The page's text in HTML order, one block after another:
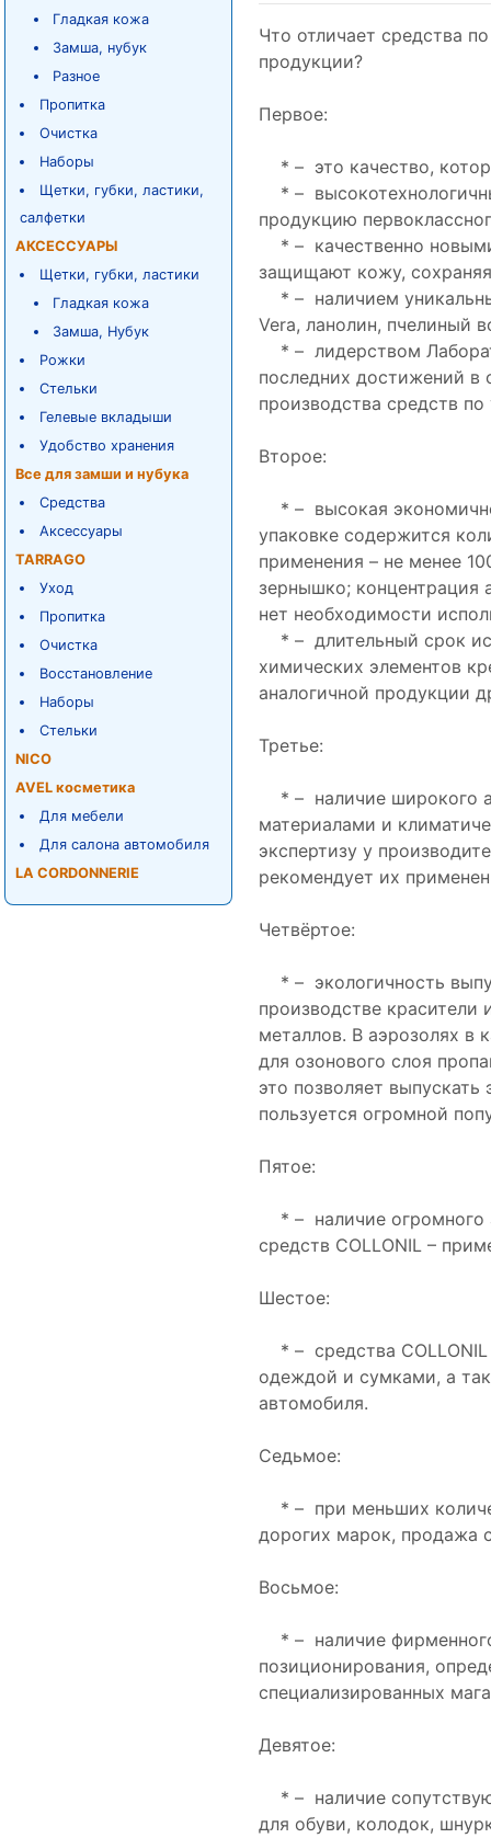
Гладкая кожа
Замша, нубук
Разное
Пропитка
Очистка
Наборы
Щетки, губки, ластики,
салфетки
АКСЕССУАРЫ
Щетки, губки, ластики
Гладкая кожа
Замша, Нубук
Рожки
Стельки
Гелевые вкладыши
Удобство хранения
Все для замши и нубука
Средства
Аксессуары
TARRAGO
Уход
Пропитка
Очистка
Восстановление
Наборы
Стельки
NICO
AVEL косметика
Для мебели
Для салона автомобиля
LA CORDONNERIE
Что отличает средства
продукции?
Первое:
* – это качество,
* –
продукцию
* – качественно
защищают кожу,
* – наличием
Vera, ланолин, пчелиный
* – лидерством
последних достижений в
производства средств
Второе:
* – высокая
упаковке содержится
применения – не менее
зернышко; концентрация
нет необходимости
* – длительный срок
химических элементов
аналогичной продукции
Третье:
* – наличие широкого
материалами и
экспертизу у
рекомендует их
Четвёртое:
* – экологичность
производстве
металлов. В аэрозолях в
для озонового слоя
это позволяет
пользуется огромной
Пятое:
* – наличие огромного
средств COLLONIL –
Шестое:
* – средства
одеждой и сумками, а
автомобиля.
Седьмое:
* – при меньших
дорогих марок, продажа
Восьмое:
* – наличие
позиционирования,
специализированных
Девятое:
* – наличие
для обуви, колодок,